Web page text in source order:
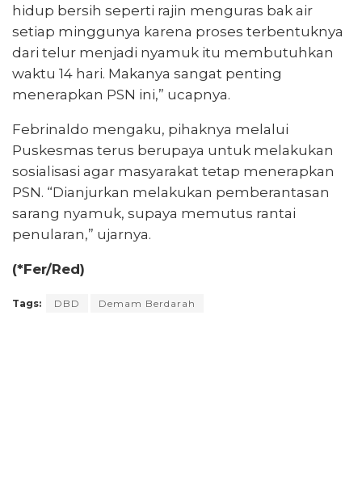
hidup bersih seperti rajin menguras bak air
setiap minggunya karena proses terbentuknya
dari telur menjadi nyamuk itu membutuhkan
waktu 14 hari. Makanya sangat penting
menerapkan PSN ini,” ucapnya.
Febrinaldo mengaku, pihaknya melalui
Puskesmas terus berupaya untuk melakukan
sosialisasi agar masyarakat tetap menerapkan
PSN. “Dianjurkan melakukan pemberantasan
sarang nyamuk, supaya memutus rantai
penularan,” ujarnya.
(*Fer/Red)
Tags: DBD Demam Berdarah